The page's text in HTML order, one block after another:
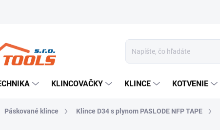
KLINCOVAČKY KLINCE KOTVENIE
Páskované klince Klince D34 s plynom PASLODE NFP TAPE